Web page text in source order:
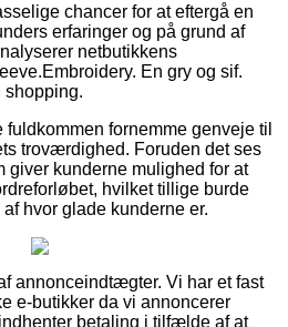
chancer for at eftergå en
erfaringer og på grund af
netbutikkens
En gry og sif.
fornemme genveje til
troværdighed. Foruden det ses
giver kunderne mulighed for at
hvilket tillige burde
hvor glade kunderne er.
annonceindtægter. Vi har et fast
e-butikker da vi annoncerer
betaling i tilfælde af at